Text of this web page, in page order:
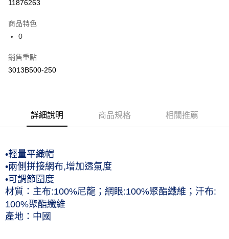
運送方式
黑貓宅急便 (僅限台灣本島，離島恕不配送) 預計2-3個工作天到貨
每筆NT$120，滿NT$1,500(含以上)免運費
11876263
商品特色
0
銷售重點
3013B500-250
詳細說明 商品規格 相關推薦
•輕量平織帽
•兩側拼接網布,增加透氣度
•可調節圍度
材質：主布:100%尼龍；網眼:100%聚酯纖維；汗布:
100%聚酯纖維
產地：中國